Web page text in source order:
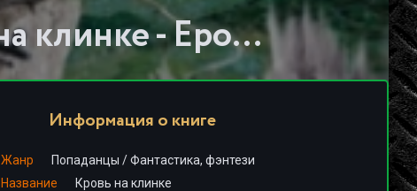
Слушать книгу - "Кровь на клинке - Ерофей Трофимов"
Информация о книге
Жанр Попаданцы /Фантастика, фэнтези
Название
Кровь на клинке